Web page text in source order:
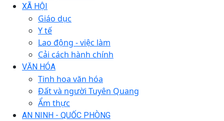
XÃ HỘI
Giáo dục
Y tế
Lao động - việc làm
Cải cách hành chính
VĂN HÓA
Tinh hoa văn hóa
Đất và người Tuyên Quang
Ẩm thực
AN NINH - QUỐC PHÒNG